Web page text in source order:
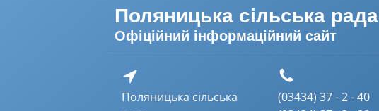
Поляницька сільська рада
Офіційний інформаційний сайт
Поляницька сільська
(03434) 37 - 2 - 40